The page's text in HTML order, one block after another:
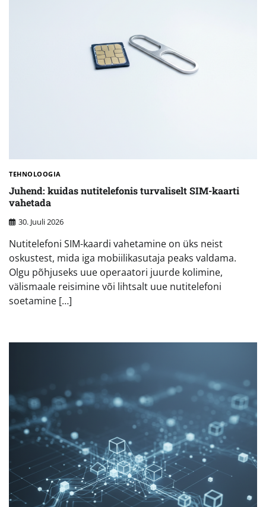
TEHNOLOOGIA
Juhend: kuidas nutitelefonis turvaliselt SIM-kaarti
vahetada
30. Juuli 2026
Nutitelefoni SIM-kaardi vahetamine on üks neist
oskustest, mida iga mobiilikasutaja peaks valdama.
Olgu põhjuseks uue operaatori juurde kolimine,
välismaale reisimine või lihtsalt uue nutitelefoni
soetamine […]